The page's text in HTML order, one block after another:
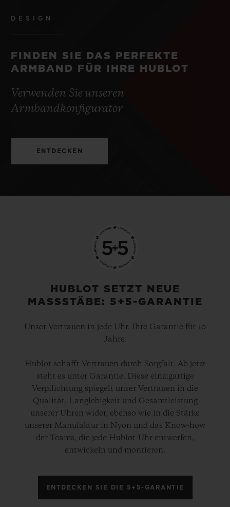
DESIGN
FINDEN SIE DAS PERFEKTE
ARMBAND FÜR IHRE HUBLOT
Verwenden Sie unseren
Armbandkonfigurator
ENTDECKEN
HUBLOT SETZT NEUE
MASSSTÄBE: 5+5-GARANTIE
Unser Vertrauen in jede Uhr. Ihre Garantie für 10
Jahre.
Hublot schafft Vertrauen durch Sorgfalt. Ab jetzt
steht es unter Garantie. Diese einzigartige
Verpflichtung spiegelt unser Vertrauen in die
Qualität, Langlebigkeit und Gesamtleistung
unserer Uhren wider, ebenso wie in die Stärke
unserer Manufaktur in Nyon und das Know-how
der Teams, die jede Hublot-Uhr entwerfen,
entwickeln und montieren.
ENTDECKEN SIE DIE 5+5-GARANTIE